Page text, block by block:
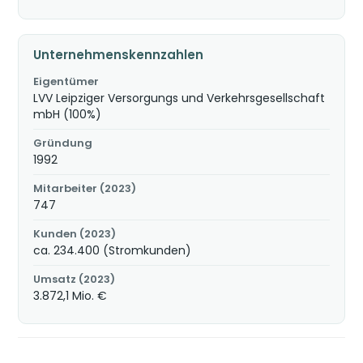
Unternehmenskennzahlen
Eigentümer
LVV Leipziger Versorgungs und Verkehrsgesellschaft
mbH (100%)
Gründung
1992
Mitarbeiter (2023)
747
Kunden (2023)
ca. 234.400 (Stromkunden)
Umsatz (2023)
3.872,1 Mio. €